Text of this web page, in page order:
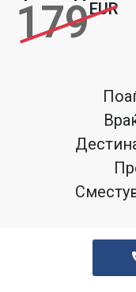
179EUR